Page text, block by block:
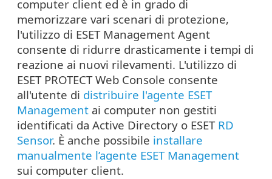
computer client ed è in grado di
memorizzare vari scenari di protezione,
l'utilizzo di ESET Management Agent
consente di ridurre drasticamente i tempi di
reazione ai nuovi rilevamenti. L'utilizzo di
ESET PROTECT Web Console consente
all'utente di distribuire l'agente ESET
Management ai computer non gestiti
identificati da Active Directory o ESET RD
Sensor. È anche possibile installare
manualmente l’agente ESET Management
sui computer client.